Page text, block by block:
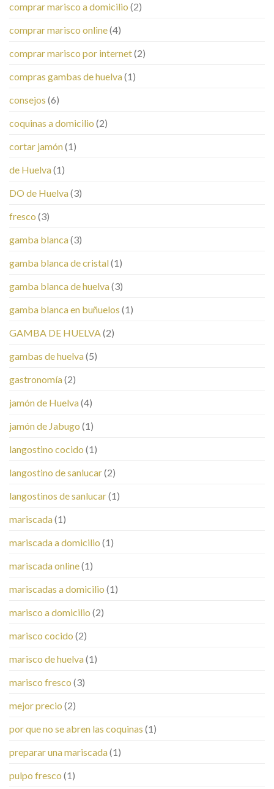
comprar marisco a domicilio (2)
comprar marisco online(4)
comprar marisco por internet(2)
compras gambas de huelva(1)
consejos (6)
coquinas a domicilio (2)
cortar jamón(1)
de Huelva(1)
DO de Huelva(3)
fresco (3)
gamba blanca(3)
gamba blanca de cristal(1)
gamba blanca de huelva(3)
gamba blanca en buñuelos (1)
GAMBA DE HUELVA(2)
gambas de huelva(5)
gastronomía(2)
jamón de Huelva(4)
jamón de Jabugo (1)
langostino cocido (1)
langostino de sanlucar(2)
langostinos de sanlucar(1)
mariscada(1)
mariscada a domicilio (1)
mariscada online(1)
mariscadas a domicilio (1)
marisco a domicilio (2)
marisco cocido (2)
marisco de huelva(1)
marisco fresco (3)
mejor precio (2)
por que no se abren las coquinas (1)
preparar una mariscada(1)
pulpo fresco (1)